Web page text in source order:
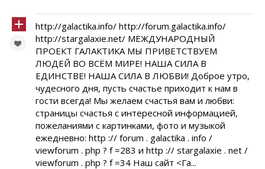
http://galactika.info/ http://forum.galactika.info/
http://stargalaxie.net/ МЕЖДУНАРОДНЫЙ
ПРОЕКТ ГАЛАКТИКА МЫ ПРИВЕТСТВУЕМ
ЛЮДЕЙ ВО ВСЁМ МИРЕ! НАША СИЛА В
ЕДИНСТВЕ! НАША СИЛА В ЛЮБВИ! Доброе утро,
чудесного дня, пусть счастье приходит к нам в
гости всегда! Мы желаем счастья вам и любви:
страницы счастья с интересной информацией,
пожеланиями с картинками, фото и музыкой
ежедневно: http :// forum . galactika . info /
viewforum . php ? f =283 и http :// stargalaxie . net /
viewforum . php ? f =34 Наш сайт <Га...